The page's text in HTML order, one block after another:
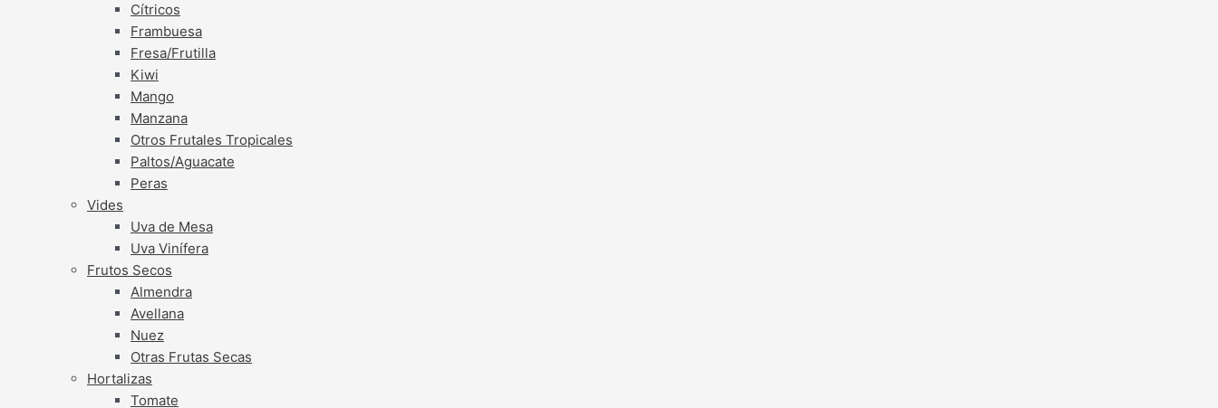
Cítricos
Frambuesa
Fresa/Frutilla
Kiwi
Mango
Manzana
Otros Frutales Tropicales
Paltos/Aguacate
Peras
Vides
Uva de Mesa
Uva Vinífera
Frutos Secos
Almendra
Avellana
Nuez
Otras Frutas Secas
Hortalizas
Tomate